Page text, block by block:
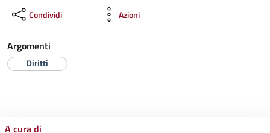
Condividi Azioni
Argomenti
Diritti
A cura di